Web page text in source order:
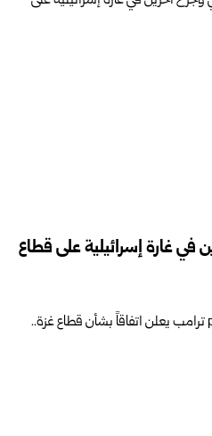
غارة إسرائيلية على قطاع